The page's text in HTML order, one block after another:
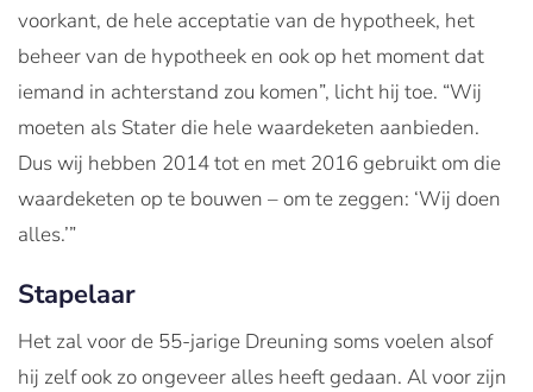
voorkant, de hele acceptatie van de hypotheek, het
beheer van de hypotheek en ook op het moment dat
iemand in achterstand zou komen”, licht hij toe. “Wij
moeten als Stater die hele waardeketen aanbieden.
Dus wij hebben 2014 tot en met 2016 gebruikt om die
waardeketen op te bouwen – om te zeggen: ‘Wij doen
alles.’”
Stapelaar
Het zal voor de 55-jarige Dreuning soms voelen alsof
hij zelf ook zo ongeveer alles heeft gedaan. Al voor zijn